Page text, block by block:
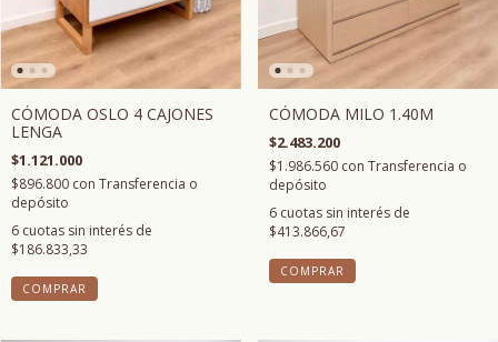
CÓMODA OSLO 4 CAJONES
LENGA
$1.121.000
$896.800 con Transferencia o
depósito
6 cuotas sin interés de
$186.833,33
COMPRAR
CÓMODA MILO 1.40M
$2.483.200
$1.986.560 con Transferencia o
depósito
6 cuotas sin interés de
$413.866,67
COMPRAR